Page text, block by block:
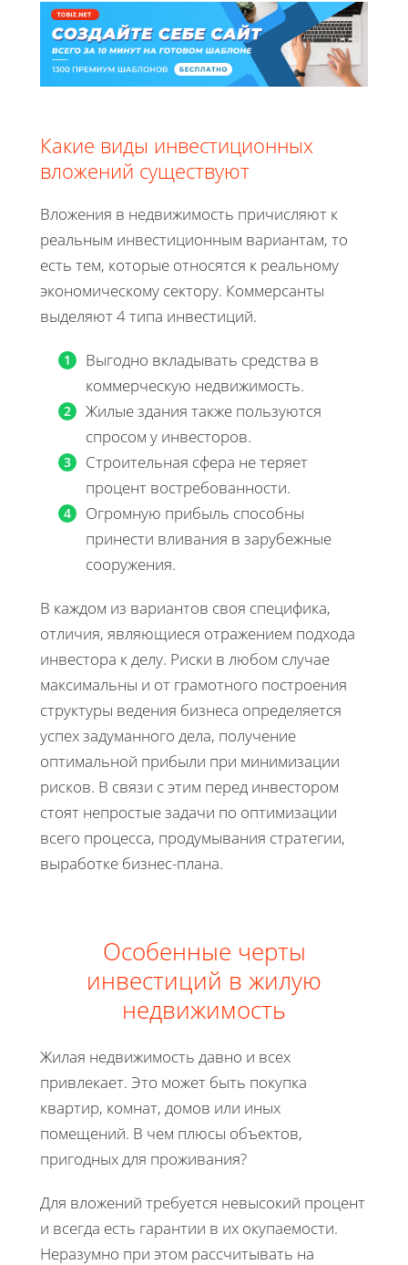
Какие виды инвестиционных
вложений существуют
Вложения в недвижимость причисляют к
реальным инвестиционным вариантам, то
есть тем, которые относятся к реальному
экономическому сектору. Коммерсанты
выделяют 4 типа инвестиций.
Выгодно вкладывать средства в
коммерческую недвижимость.
Жилые здания также пользуются
спросом у инвесторов.
Строительная сфера не теряет
процент востребованности.
Огромную прибыль способны
принести вливания в зарубежные
сооружения.
В каждом из вариантов своя специфика,
отличия, являющиеся отражением подхода
инвестора к делу. Риски в любом случае
максимальны и от грамотного построения
структуры ведения бизнеса определяется
успех задуманного дела, получение
оптимальной прибыли при минимизации
рисков. В связи с этим перед инвестором
стоят непростые задачи по оптимизации
всего процесса, продумывания стратегии,
выработке бизнес-плана.
Особенные черты
инвестиций в жилую
недвижимость
Жилая недвижимость давно и всех
привлекает. Это может быть покупка
квартир, комнат, домов или иных
помещений. В чем плюсы объектов,
пригодных для проживания?
Для вложений требуется невысокий процент
и всегда есть гарантии в их окупаемости.
Неразумно при этом рассчитывать на